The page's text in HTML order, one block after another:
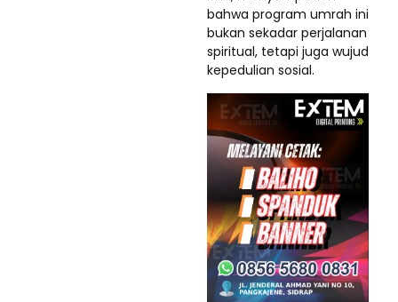
bahwa program umrah ini
bukan sekadar perjalanan
spiritual, tetapi juga wujud
kepedulian sosial.